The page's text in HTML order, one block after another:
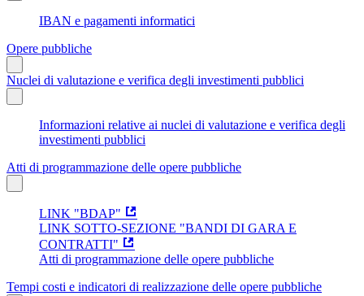
IBAN e pagamenti informatici
Opere pubbliche
Nuclei di valutazione e verifica degli investimenti pubblici
Informazioni relative ai nuclei di valutazione e verifica degli
investimenti pubblici
Atti di programmazione delle opere pubbliche
LINK "BDAP"
LINK SOTTO-SEZIONE "BANDI DI GARA E
CONTRATTI"
Atti di programmazione delle opere pubbliche
Tempi costi e indicatori di realizzazione delle opere pubbliche